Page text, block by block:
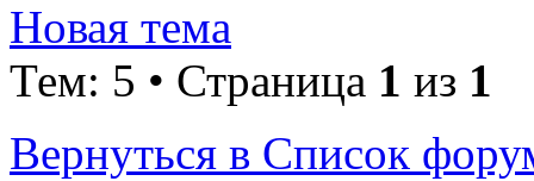
Новая тема
Тем: 5 • Страница 1 из 1
Вернуться в Список